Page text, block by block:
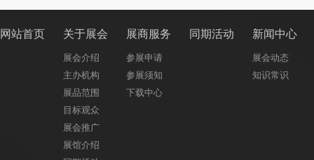
网站首页 关于展会
展会介绍
主办机构
展品范围
目标观众
展会推广
展馆介绍
展商服务
参展申请
参展须知
下载中心
同期活动 新闻中心
展会动态
知识常识